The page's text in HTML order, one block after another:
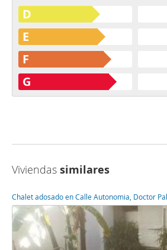
D
E
F
G
Viviendas similares